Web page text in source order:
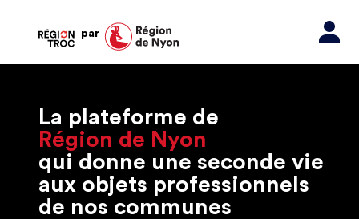
par
La plateforme de
Région de Nyon
qui donne une seconde vie
aux objets professionnels
de nos communes